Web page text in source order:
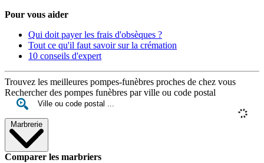
Pour vous aider
Qui doit payer les frais d'obsèques ?
Tout ce qu'il faut savoir sur la crémation
10 conseils d'expert
Trouvez les meilleures pompes-funèbres proches de chez vous
Rechercher des pompes funèbres par ville ou code postal
Marbrerie
Comparer les marbriers